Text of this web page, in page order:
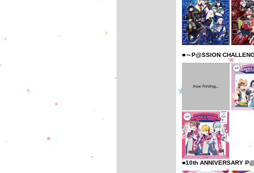
■～P@SSION
■10th ANNIVERSARY